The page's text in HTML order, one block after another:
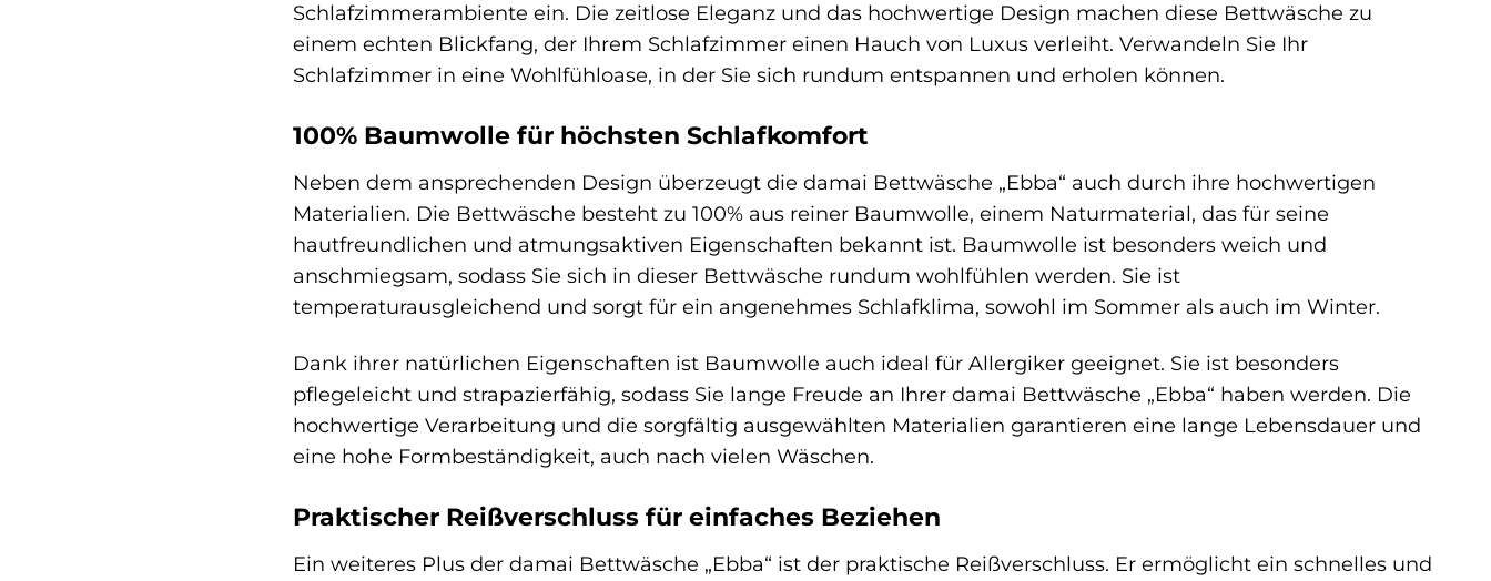
Schlafzimmerambiente ein. Die zeitlose Eleganz und das hochwertige Design machen diese Bettwäsche zu
einem echten Blickfang, der Ihrem Schlafzimmer einen Hauch von Luxus verleiht. Verwandeln Sie Ihr
Schlafzimmer in eine Wohlfühloase, in der Sie sich rundum entspannen und erholen können.
100% Baumwolle für höchsten Schlafkomfort
Neben dem ansprechenden Design überzeugt die damai Bettwäsche „Ebba“ auch durch ihre hochwertigen
Materialien. Die Bettwäsche besteht zu 100% aus reiner Baumwolle, einem Naturmaterial, das für seine
hautfreundlichen und atmungsaktiven Eigenschaften bekannt ist. Baumwolle ist besonders weich und
anschmiegsam, sodass Sie sich in dieser Bettwäsche rundum wohlfühlen werden. Sie ist
temperaturausgleichend und sorgt für ein angenehmes Schlafklima, sowohl im Sommer als auch im Winter.
Dank ihrer natürlichen Eigenschaften ist Baumwolle auch ideal für Allergiker geeignet. Sie ist besonders
pflegeleicht und strapazierfähig, sodass Sie lange Freude an Ihrer damai Bettwäsche „Ebba“ haben werden. Die
hochwertige Verarbeitung und die sorgfältig ausgewählten Materialien garantieren eine lange Lebensdauer und
eine hohe Formbeständigkeit, auch nach vielen Wäschen.
Praktischer Reißverschluss für einfaches Beziehen
Ein weiteres Plus der damai Bettwäsche „Ebba“ ist der praktische Reißverschluss. Er ermöglicht ein schnelles und